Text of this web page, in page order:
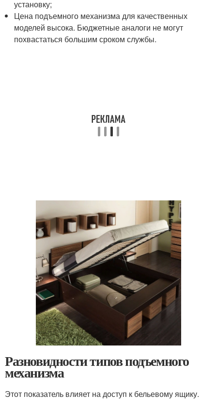
установку;
Цена подъемного механизма для качественных
моделей высока. Бюджетные аналоги не могут
похвастаться большим сроком службы.
Разновидности типов подъемного
механизма
Этот показатель влияет на доступ к бельевому ящику.